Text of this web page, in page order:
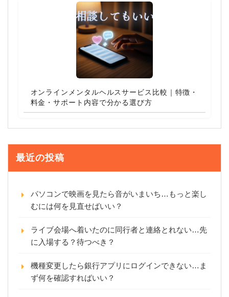
オンラインメンタルヘルスサービス比較｜特徴・
料金・サポート内容で分かる選び方
最近の投稿
パソコンで映画を見たら音がいまいち…もっと楽し
むには何を見直せばいい？
ライブ会場へ着いたのに同行者と連絡とれない…先
に入場する？待つべき？
機種変更したら銀行アプリにログインできない…ま
ず何を確認すればいい？